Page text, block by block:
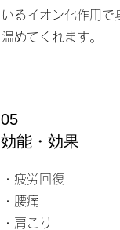
いるイオン化作用で
温めてくれます。
05
効能・効果
・疲労回復
・腰痛
・肩こり